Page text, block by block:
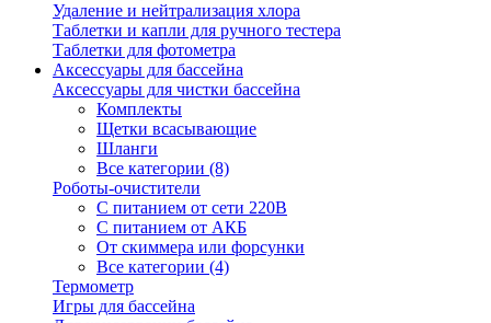
Удаление и нейтрализация хлора
Таблетки и капли для ручного тестера
Таблетки для фотометра
Аксессуары для бассейна
Аксессуары для чистки бассейна
Комплекты
Щетки всасывающие
Шланги
Все категории (8)
Роботы-очистители
С питанием от сети 220В
С питанием от АКБ
От скиммера или форсунки
Все категории (4)
Термометр
Игры для бассейна